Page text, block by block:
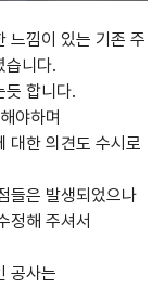
느낌이 있는 기존 주
습니다.
듯 합니다.
야하며
대한 의견도 수시로
들은 발생되었으나
정해 주셔서
공사는